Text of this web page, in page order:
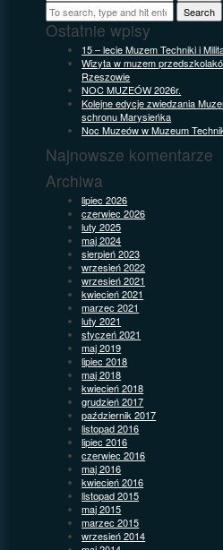
Search
Ostatnie wpisy
15 – lecie Muzem Techniki i
Wizyta w muzem
Rzeszowie
NOC MUZEÓW 2026r.
Kolejne edycje zwiedzania
schronu Marysieńka
Noc Muzeów w Muzeum
Najnowsze komentarze
Archiwa
lipiec 2026
czerwiec 2026
luty 2025
maj 2024
sierpień 2023
wrzesień 2022
wrzesień 2021
kwiecień 2021
marzec 2021
luty 2021
styczeń 2021
maj 2019
lipiec 2018
maj 2018
kwiecień 2018
grudzień 2017
październik 2017
listopad 2016
lipiec 2016
czerwiec 2016
maj 2016
kwiecień 2016
listopad 2015
maj 2015
marzec 2015
wrzesień 2014